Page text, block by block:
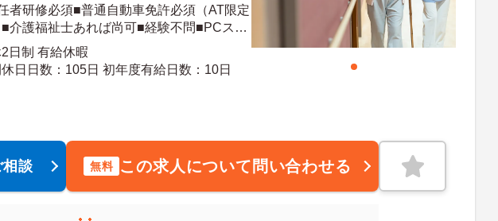
者研修必須■普通自動車免許必須（AT限定
介護福祉士あれば尚可■経験不問■PCスキ
し、パソコン操作が必要になった場合
お教えしますのでご安心ください。
日制 有給休暇
年間休日日数：105日 初年度有給日数：10日
談 無料 この求人について問い合わせる